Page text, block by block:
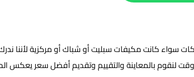
سواء كانت مكيفات سبليت أو شباك أو مركزية لأننا
بالمعاينة والتقييم وتقديم أفضل سعر يعكس